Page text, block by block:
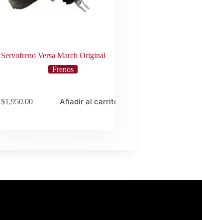
Servofreno Versa March Original
Frenos
$1,950.00 Añadir al carrito